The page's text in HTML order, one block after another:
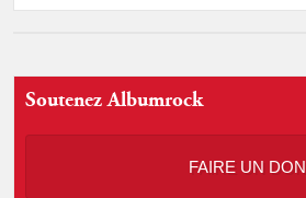
Soutenez Albumrock
FAIRE UN DON